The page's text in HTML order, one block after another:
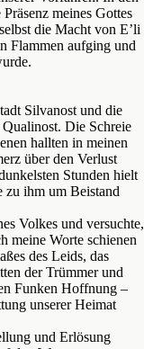
meines Gottes
die Macht von E’li
Flammen aufging und
Silvanost und die
Die Schreie
hallten in meinen
über den Verlust
Stunden hielt
zu ihm um Beistand
Volkes und versuchte,
meine Worte schienen
des Leids, das
der Trümmer und
Funken Hoffnung –
unserer Heimat
und Erlösung